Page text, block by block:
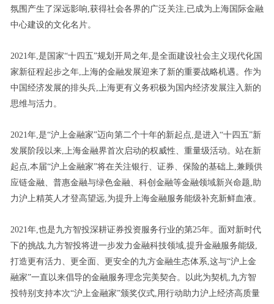
氛围产生了深远影响,获得社会各界的广泛关注,已成为上海国际金融
中心建设的文化名片。
2021年,是国家“十四五”规划开局之年,是全面建设社会主义现代化国
家新征程起步之年,上海的金融发展迎来了新的重要战略机遇。作为
中国经济发展的排头兵,上海更有义务积极为国内经济发展注入新的
思维与活力。
2021年,是“沪上金融家”迈向第二个十年的新起点,是进入“十四五”新
发展阶段以来,上海金融界首次启动的权威性、重量级活动。站在新
起点,本届“沪上金融家”将在关注银行、证券、保险的基础上,兼顾供
应链金融、普惠金融与绿色金融、科创金融等金融领域新兴命题,助
力沪上精英人才登高望远,为提升上海金融服务能级补充新鲜血液。
2021年,也是九方智投深耕证券投资服务行业的第25年。面对新时代
下的挑战,九方智投将进一步发力金融科技领域,提升金融服务能级,
打造更有活力、更全面、更安全的九方金融生态体系,这与“沪上金
融家”一直以来倡导的金融服务理念完美契合。以此为契机,九方智
投特别支持本次“沪上金融家”颁奖仪式,用行动助力沪上经济高质量